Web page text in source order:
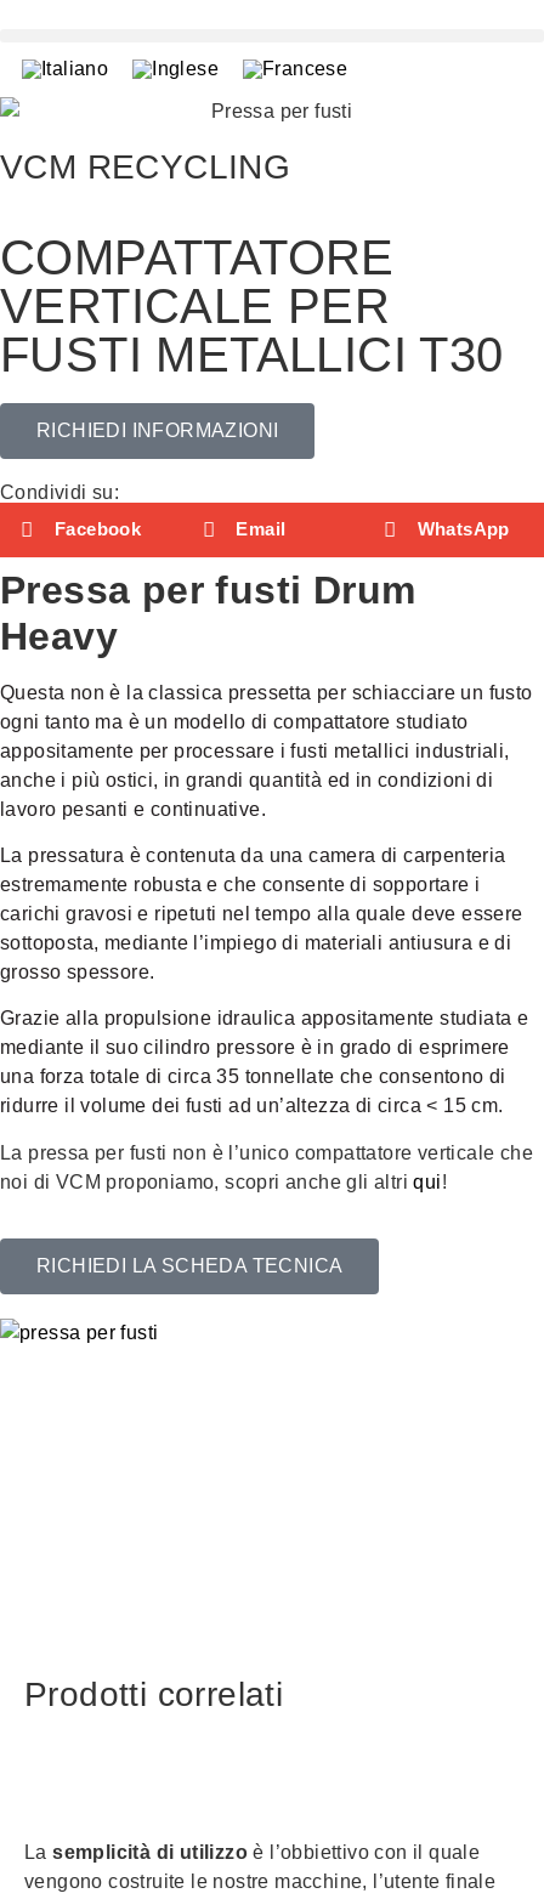
VCM RECYCLING
COMPATTATORE
VERTICALE PER
FUSTI METALLICI T30
RICHIEDI INFORMAZIONI
Condividi su:
Facebook
Email WhatsApp
Pressa per fusti Drum
Heavy
Questa non è la classica pressetta per schiacciare un fusto
ogni tanto ma è un modello di compattatore studiato
appositamente per processare i fusti metallici industriali,
anche i più ostici, in grandi quantità ed in condizioni di
lavoro pesanti e continuative.
La pressatura è contenuta da una camera di carpenteria
estremamente robusta e che consente di sopportare i
carichi gravosi e ripetuti nel tempo alla quale deve essere
sottoposta, mediante l’impiego di materiali antiusura e di
grosso spessore.
Grazie alla propulsione idraulica appositamente studiata e
mediante il suo cilindro pressore è in grado di esprimere
una forza totale di circa 35 tonnellate che consentono di
ridurre il volume dei fusti ad un’altezza di circa < 15 cm.
La pressa per fusti non è l’unico compattatore verticale che
noi di VCM proponiamo, scopri anche gli altriqui!
RICHIEDI LA SCHEDA TECNICA
Prodotti correlati
Lasemplicità di utilizzo è l’obbiettivo con il quale
vengono costruite le nostre macchine, l’utente finale